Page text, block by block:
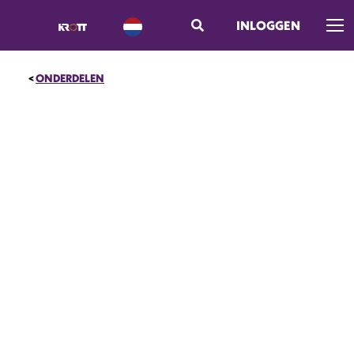
INLOGGEN
ONDERDELEN